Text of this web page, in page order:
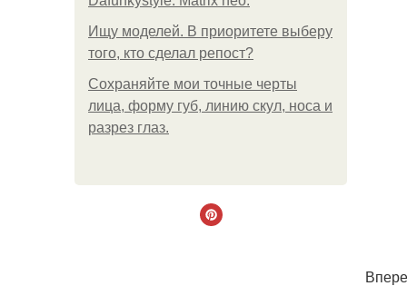
Ищу моделей. В приоритете выберу
того, кто сделал репост?
Сохраняйте мои точные черты
лица, форму губ, линию скул, носа и
разрез глаз.